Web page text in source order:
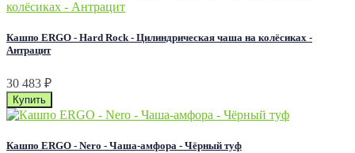
Кашпо ERGO - Hard Rock - Цилиндрическая чаша на колёсиках -
Антрацит
30 483 ₽
Кашпо ERGO - Nero - Чаша-амфора - Чёрный туф